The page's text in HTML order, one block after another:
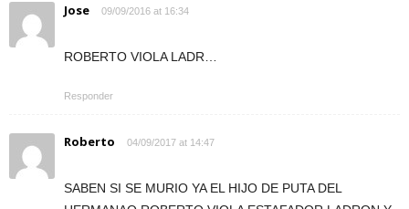
Jose 09/09/2016 at 16:34
ROBERTO VIOLA LADR…
Responder
Roberto 04/09/2017 at 14:47
SABEN SI SE MURIO YA EL HIJO DE PUTA DEL